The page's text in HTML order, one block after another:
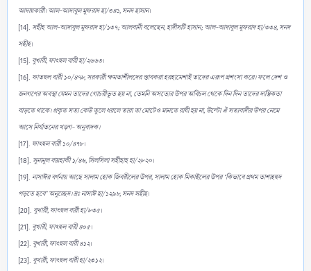
আদায়কারী। আল-আদাবুল মুফরাদ হা/৩৪১, সনদ হাসান।
[14]. সহীহ আল-আদাবুল মুফরাদ হা/১৩৭; আলবানী বলেছেন, হাদীসটি হাসান; আল-আদাবুল মুফরাদ হা/৩৩৪, সনদ
সহীহ।
[15]. বুখারী, ফাৎহুল বারী হা/২৬৬৩।
[16]. ফাতহুল বারী ১০/৪৭৮, সরকারী ক্ষমতাশীলদের স্তাবকরা হরহামেশাই তাদের এরূপ প্রশংসা করে। ফলে দেশ ও
জনগণের অবস্থা যেমন তাদের গোচরীভূত হয় না, তেমনি অসত্যের উপর অবিচল থেকে দিন দিন তাদের দাম্ভিকতা
বাড়তে থাকে। প্রকৃত সত্য কেউ তুলে ধরলে তারা তা মোটেও মানতে রাযী হয় না, উল্টো ঐ সত্যবাদীর উপর নেমে
আসে নির্যাতনের খড়গ- অনুবাদক।
[17]. ফাৎহুল বারী ১০/৪৭৮।
[18]. সুনানুল বায়হাকী ১/৪৬, সিলসিলা সহীহাহ হা/২৮২০।
[19]. নাসাঈর বর্ণনায় আছে সালাম হোক জিবরীলের উপর, সালাম হোক মিকাইলের উপর ‘কিভাবে প্রথম তাশাহহুদ
পড়তে হবে’ অনুচ্ছেদ। দ্রঃ নাসাঈ হা/১২৯৮, সনদ সহীহ।
[20]. বুখারী, ফাৎহুল বারী হা/৮৩৫।
[21]. বুখারী, ফাৎহুল বারী ৪০৫।
[22]. বুখারী, ফাৎহুল বারী ৪১২।
[23]. বুখারী, ফাৎহুল বারী হা/২৩১২।